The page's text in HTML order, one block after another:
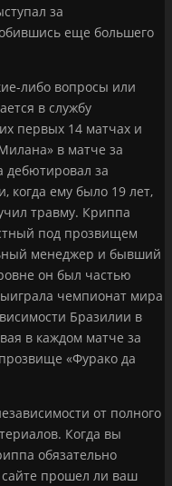
за
еще большего
либо вопросы или
в службу
первых 14 матчах и
в матче за
дебютировал за
когда ему было 19 лет,
травму. Криппа
под прозвищем
менеджер и бывший
он был частью
чемпионат мира
Бразилии в
в каждом матче за
«Фурако да
от полного
Когда вы
обязательно
прошел ли ваш